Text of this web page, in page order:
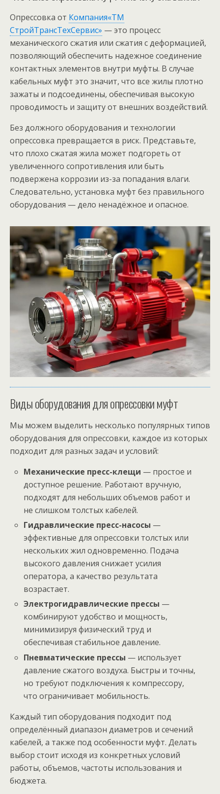
Опрессовка от Компания«ТМ
СтройТрансТехСервис» — это процесс
механического сжатия или сжатия с деформацией,
позволяющий обеспечить надежное соединение
контактных элементов внутри муфты. В случае
кабельных муфт это значит, что все жилы плотно
зажаты и подсоединены, обеспечивая высокую
проводимость и защиту от внешних воздействий.
Без должного оборудования и технологии
опрессовка превращается в риск. Представьте,
что плохо сжатая жила может подгореть от
увеличенного сопротивления или быть
подвержена коррозии из-за попадания влаги.
Следовательно, установка муфт без правильного
оборудования — дело ненадёжное и опасное.
Виды оборудования для опрессовки муфт
Мы можем выделить несколько популярных типов
оборудования для опрессовки, каждое из которых
подходит для разных задач и условий:
Механические пресс-клещи — простое и
доступное решение. Работают вручную,
подходят для небольших объемов работ и
не слишком толстых кабелей.
Гидравлические пресс-насосы —
эффективные для опрессовки толстых или
нескольких жил одновременно. Подача
высокого давления снижает усилия
оператора, а качество результата
возрастает.
Электрогидравлические прессы —
комбинируют удобство и мощность,
минимизируя физический труд и
обеспечивая стабильное давление.
Пневматические прессы — использует
давление сжатого воздуха. Быстры и точны,
но требуют подключения к компрессору,
что ограничивает мобильность.
Каждый тип оборудования подходит под
определённый диапазон диаметров и сечений
кабелей, а также под особенности муфт. Делать
выбор стоит исходя из конкретных условий
работы, объемов, частоты использования и
бюджета.